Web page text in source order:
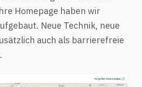
Homepage haben wir
Neue Technik, neue
auch als barrierefreie